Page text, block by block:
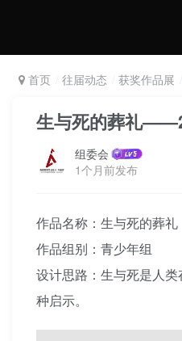
首页 往届动态 获奖作品展
生与死的葬礼
组委会
1个月前发布
作品名称：生与死的葬礼
作品组别：青少年组
设计思路：生与死是人
种启示。